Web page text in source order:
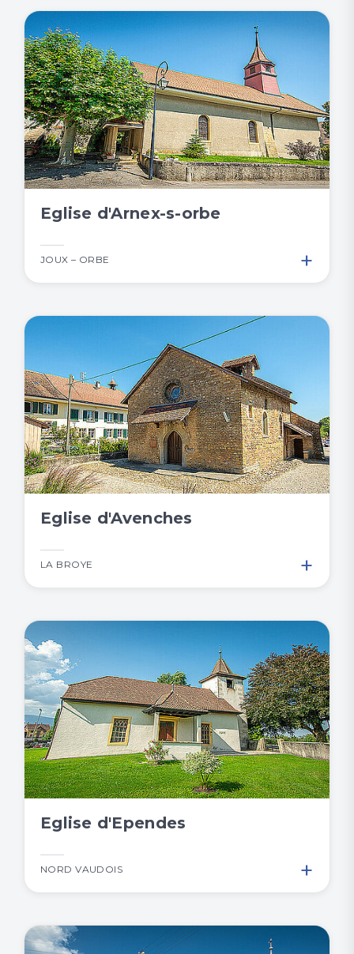
Eglise d'Arnex-s-orbe
JOUX – ORBE +
Eglise d'Avenches
LA BROYE +
Eglise d'Ependes
NORD VAUDOIS +